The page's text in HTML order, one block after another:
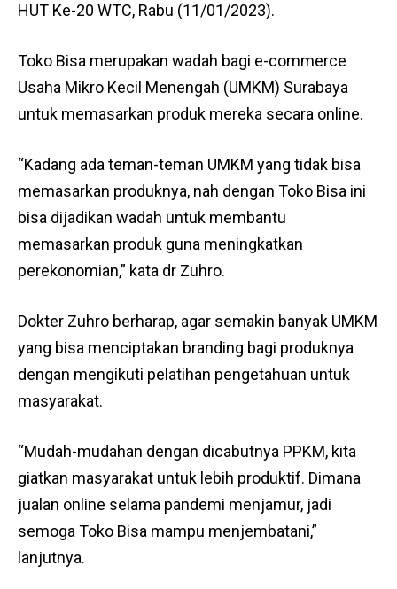
HUT Ke-20 WTC, Rabu (11/01/2023).
Toko Bisa merupakan wadah bagi e-commerce
Usaha Mikro Kecil Menengah (UMKM) Surabaya
untuk memasarkan produk mereka secara online.
“Kadang ada teman-teman UMKM yang tidak bisa
memasarkan produknya, nah dengan Toko Bisa ini
bisa dijadikan wadah untuk membantu
memasarkan produk guna meningkatkan
perekonomian,” kata dr Zuhro.
Dokter Zuhro berharap, agar semakin banyak UMKM
yang bisa menciptakan branding bagi produknya
dengan mengikuti pelatihan pengetahuan untuk
masyarakat.
“Mudah-mudahan dengan dicabutnya PPKM, kita
giatkan masyarakat untuk lebih produktif. Dimana
jualan online selama pandemi menjamur, jadi
semoga Toko Bisa mampu menjembatani,”
lanjutnya.